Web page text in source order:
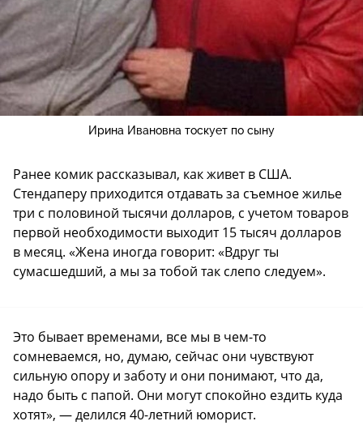
Ирина Ивановна тоскует по сыну
Ранее комик рассказывал, как живет в США.
Стендаперу приходится отдавать за съемное жилье
три с половиной тысячи долларов, с учетом товаров
первой необходимости выходит 15 тысяч долларов
в месяц. «Жена иногда говорит: «Вдруг ты
сумасшедший, а мы за тобой так слепо следуем».
Это бывает временами, все мы в чем-то
сомневаемся, но, думаю, сейчас они чувствуют
сильную опору и заботу и они понимают, что да,
надо быть с папой. Они могут спокойно ездить куда
хотят», — делился 40-летний юморист.